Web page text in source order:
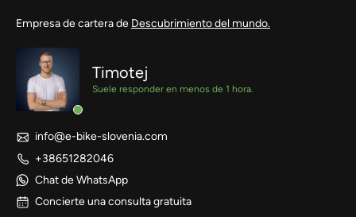
Empresa de cartera de Descubrimiento del mundo.
Timotej
Suele responder en menos de 1 hora.
info@e-bike-slovenia.com
+38651282046
Chat de WhatsApp
Concierte una consulta gratuita